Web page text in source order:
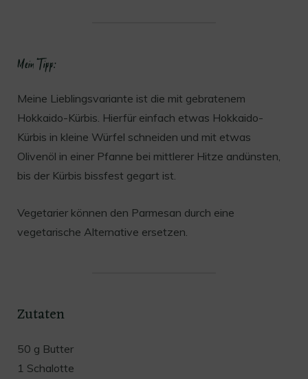
Mein Tipp:
Meine Lieblingsvariante ist die mit gebratenem
Hokkaido-Kürbis. Hierfür einfach etwas Hokkaido-
Kürbis in kleine Würfel schneiden und mit etwas
Olivenöl in einer Pfanne bei mittlerer Hitze andünsten,
bis der Kürbis bissfest gegart ist.
Vegetarier können den Parmesan durch eine
vegetarische Alternative ersetzen.
Zutaten
50 g Butter
1 Schalotte